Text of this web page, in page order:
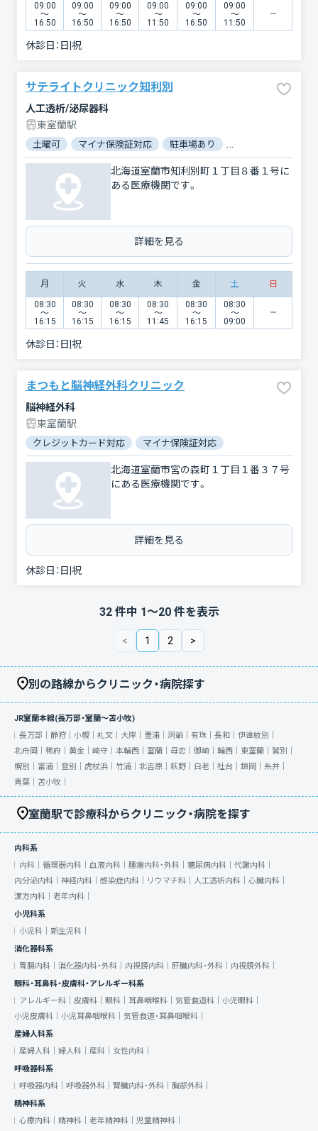
09:00
〜
16:50
09:00
〜
16:50
09:00
〜
16:50
09:00
〜
11:50
09:00
〜
16:50
09:00
〜
11:50
休診日： 日|祝
サテライトクリニック知利別
人工透析/泌尿器科
東室蘭駅
土曜可 マイナ保険証対応 駐車場あり
北海道室蘭市知利別町１丁目８番１号に
ある医療機関です。
詳細を見る
月 火 水 木 金 土 日
08:30
〜
16:15
08:30
〜
16:15
08:30
〜
16:15
08:30
〜
11:45
08:30
〜
16:15
08:30
〜
09:00
休診日： 日|祝
まつもと脳神経外科クリニック
脳神経外科
東室蘭駅
クレジットカード対応 マイナ保険証対応
北海道室蘭市宮の森町１丁目１番３７号
にある医療機関です。
詳細を見る
休診日： 日|祝
32件中 1〜20件を表示
< 1 2 >
別の路線からクリニック・病院探す
JR室蘭本線(長万部・室蘭～苫小牧)
長万部｜ 静狩｜ 小幌｜ 礼文｜ 大岸｜ 豊浦｜ 洞爺｜ 有珠｜ 長和｜ 伊達紋別｜
北舟岡｜ 稀府｜ 黄金｜ 崎守｜ 本輪西｜ 室蘭｜ 母恋｜ 御崎｜ 輪西｜ 東室蘭｜ 鷲別｜
幌別｜ 富浦｜ 登別｜ 虎杖浜｜ 竹浦｜ 北吉原｜ 萩野｜ 白老｜ 社台｜ 錦岡｜ 糸井｜
青葉｜ 苫小牧｜
室蘭駅で診療科からクリニック・病院を探す
内科系
内科｜ 循環器内科｜ 血液内科｜ 腫瘍内科・外科｜ 糖尿病内科｜ 代謝内科｜
内分泌内科｜ 神経内科｜ 感染症内科｜ リウマチ科｜ 人工透析内科｜ 心臓内科｜
漢方内科｜ 老年内科｜
小児科系
小児科｜ 新生児科｜
消化器科系
胃腸内科｜ 消化器内科・外科｜ 内視鏡内科｜ 肝臓内科・外科｜ 内視鏡外科｜
眼科・耳鼻科・皮膚科・アレルギー科系
アレルギー科｜ 皮膚科｜ 眼科｜ 耳鼻咽喉科｜ 気管食道科｜ 小児眼科｜
小児皮膚科｜ 小児耳鼻咽喉科｜ 気管食道・耳鼻咽喉科｜
産婦人科系
産婦人科｜ 婦人科｜ 産科｜ 女性内科｜
呼吸器科系
呼吸器内科｜ 呼吸器外科｜ 腎臓内科・外科｜ 胸部外科｜
精神科系
心療内科｜ 精神科｜ 老年精神科｜ 児童精神科｜